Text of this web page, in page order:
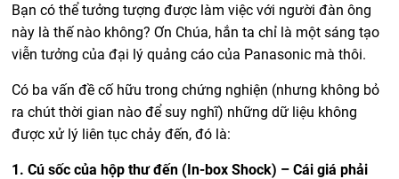
Bạn có thể tưởng tượng được làm việc với người đàn ông
này là thế nào không? Ơn Chúa, hắn ta chỉ là một sáng tạo
viễn tưởng của đại lý quảng cáo của Panasonic mà thôi.
Có ba vấn đề cố hữu trong chứng nghiện (nhưng không bỏ
ra chút thời gian nào để suy nghĩ) những dữ liệu không
được xử lý liên tục chảy đến, đó là:
1. Cú sốc của hộp thư đến (In-box Shock) – Cái giá phải